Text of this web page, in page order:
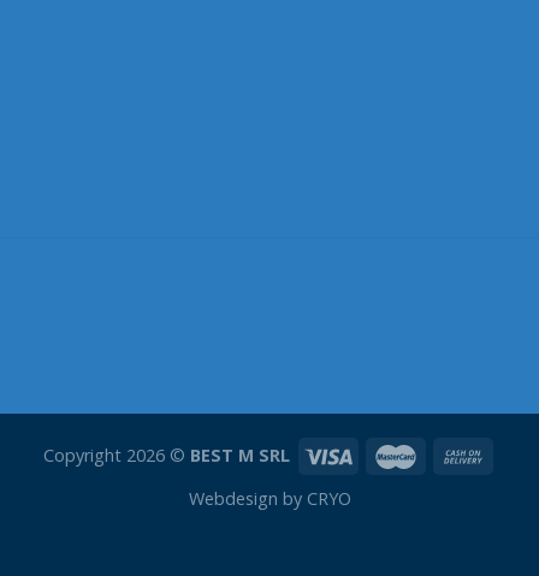
Copyright 2026 © BEST M SRL
Webdesign by CRYO